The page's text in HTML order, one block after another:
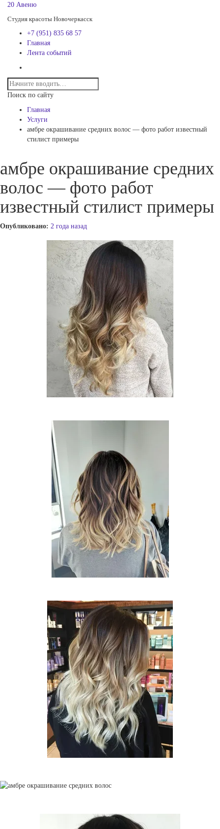
20 Авеню
Студия красоты Новочеркасск
+7 (951) 835 68 57
Главная
Лента событий
Поиск по сайту
Главная
Услуги
амбре окрашивание средних волос — фото работ известный
стилист примеры
амбре окрашивание средних
волос — фото работ
известный стилист примеры
Опубликовано: 2 года назад